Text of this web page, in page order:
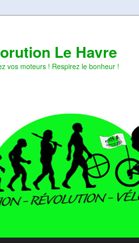
Le Havre
vos moteurs ! Respirez le bonheur !